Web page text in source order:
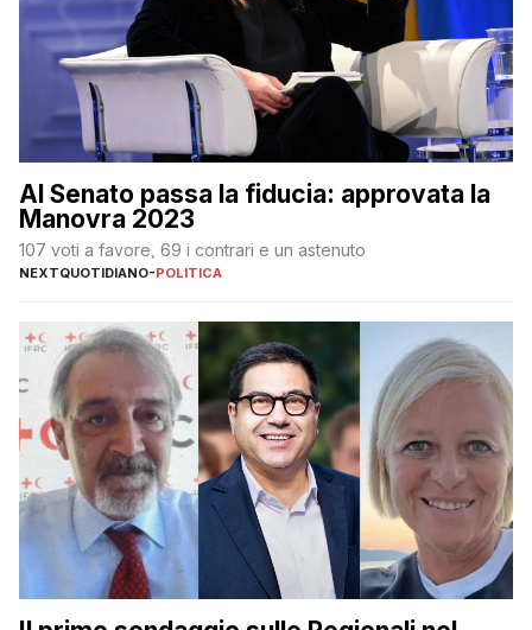
Al Senato passa la fiducia: approvata la
Manovra 2023
107 voti a favore, 69 i contrari e un astenuto
NEXTQUOTIDIANO-POLITICA